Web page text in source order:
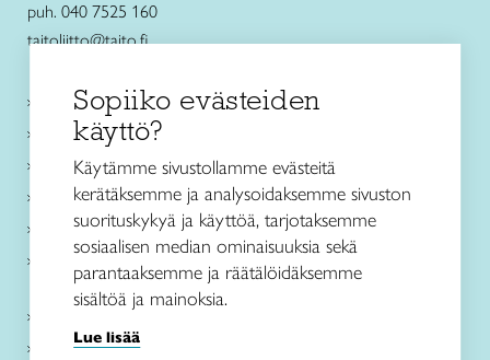
puh. 040 7525 160
taitoliitto@taito.fi
Käsityökurssit ja koulutus
Ajankohtaista
Käsityöohjeet
Me olemme Taito
Paikallinen toiminta
Verkkokaupat
Kirjaudu Arviin
Kirjaudu Taitocampukseen
Sopiiko evästeiden
käyttö?
Käytämme sivustollamme evästeitä
kerätäksemme ja analysoidaksemme sivuston
suorituskykyä ja käyttöä, tarjotaksemme
sosiaalisen median ominaisuuksia sekä
parantaaksemme ja räätälöidäksemme
sisältöä ja mainoksia.
Lue lisää